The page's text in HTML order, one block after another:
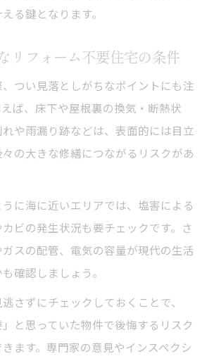
る鍵となります。
リフォーム不要住宅の条件
つい見落としがちなポイントにも注
ば、床下や屋根裏の換気・断熱状
や雨漏り跡などは、表面的には目立
の大きな修繕につながるリスクがあ
に海に近いエリアでは、塩害による
ビの発生状況も要チェックです。さ
スの配管、電気の容量が現代の生活
確認しましょう。
さずにチェックしておくことで、
」と思っていた物件で後悔するリスク
ます。専門家の意見やインスペクシ